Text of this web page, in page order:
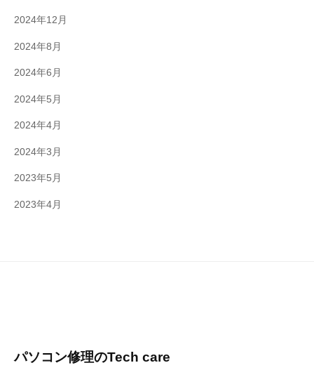
2024年12月
2024年8月
2024年6月
2024年5月
2024年4月
2024年3月
2023年5月
2023年4月
パソコン修理のTech care